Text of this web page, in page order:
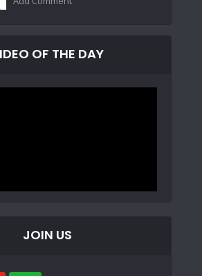
OF THE DAY
JOIN US